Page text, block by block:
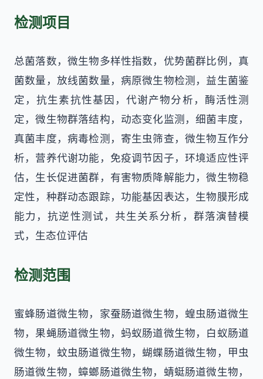
检测项目
总菌落数，微生物多样性指数，优势菌群比例，真
菌数量，放线菌数量，病原微生物检测，益生菌鉴
定，抗生素抗性基因，代谢产物分析，酶活性测
定，微生物群落结构，动态变化监测，细菌丰度，
真菌丰度，病毒检测，寄生虫筛查，微生物互作分
析，营养代谢功能，免疫调节因子，环境适应性评
估，生长促进菌群，有害物质降解能力，微生物稳
定性，种群动态跟踪，功能基因表达，生物膜形成
能力，抗逆性测试，共生关系分析，群落演替模
式，生态位评估
检测范围
蜜蜂肠道微生物，家蚕肠道微生物，蝗虫肠道微生
物，果蝇肠道微生物，蚂蚁肠道微生物，白蚁肠道
微生物，蚊虫肠道微生物，蝴蝶肠道微生物，甲虫
肠道微生物，蟑螂肠道微生物，蜻蜓肠道微生物，